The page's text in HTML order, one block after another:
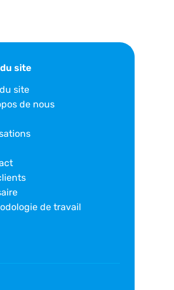
site
site
de nous
de travail